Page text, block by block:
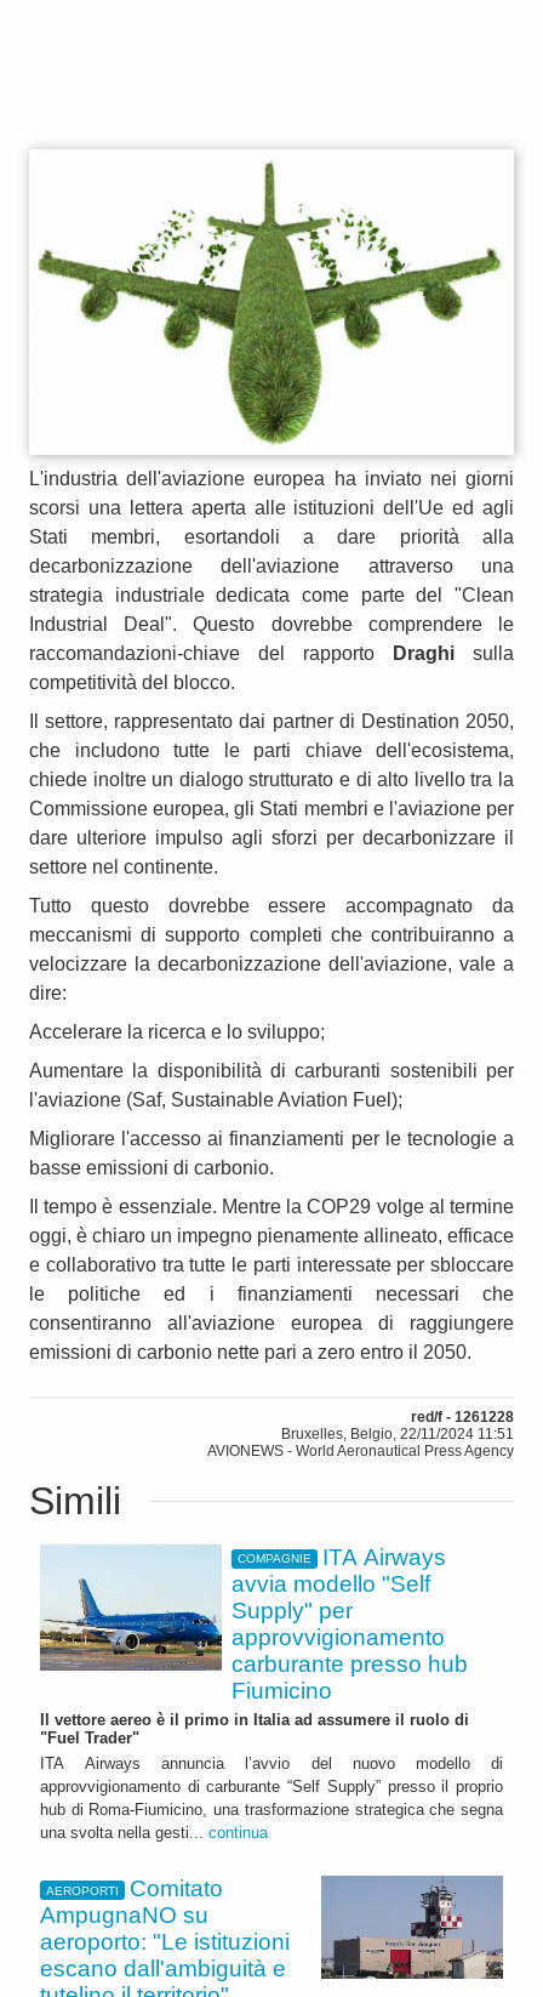
L'industria dell'aviazione europea ha inviato nei giorni
scorsi una lettera aperta alle istituzioni dell'Ue ed agli
Stati membri, esortandoli a dare priorità alla
decarbonizzazione dell'aviazione attraverso una
strategia industriale dedicata come parte del "Clean
Industrial Deal". Questo dovrebbe comprendere le
raccomandazioni-chiave del rapporto
Draghi sulla
competitività del blocco.
Il settore, rappresentato dai partner di Destination 2050,
che includono tutte le parti chiave dell'ecosistema,
chiede inoltre un dialogo strutturato e di alto livello tra la
Commissione europea, gli Stati membri e l'aviazione per
dare ulteriore impulso agli sforzi per decarbonizzare il
settore nel continente.
Tutto questo dovrebbe essere accompagnato da
meccanismi di supporto completi che contribuiranno a
velocizzare la decarbonizzazione dell'aviazione, vale a
dire:
Accelerare la ricerca e lo sviluppo;
Aumentare la disponibilità di carburanti sostenibili per
l'aviazione (Saf, Sustainable Aviation Fuel);
Migliorare l'accesso ai finanziamenti per le tecnologie a
basse emissioni di carbonio.
Il tempo è essenziale. Mentre la COP29 volge al termine
oggi, è chiaro un impegno pienamente allineato, efficace
e collaborativo tra tutte le parti interessate per sbloccare
le politiche ed i finanziamenti necessari che
consentiranno all'aviazione europea di raggiungere
emissioni di carbonio nette pari a zero entro il 2050.
red/f - 1261228
Bruxelles, Belgio, 22/11/2024 11:51
AVIONEWS - World Aeronautical Press Agency
Simili
COMPAGNIE
ITA Airways
avvia modello "Self
Supply" per
approvvigionamento
carburante presso hub
Fiumicino
Il vettore aereo è il primo in Italia ad assumere il ruolo di
"Fuel Trader"
ITA Airways annuncia l’avvio del nuovo modello di
approvvigionamento di carburante “Self Supply” presso il proprio
hub di Roma-Fiumicino, una trasformazione strategica che segna
una svolta nella gesti... continua
AEROPORTI
Comitato
AmpugnaNO su
aeroporto: "Le istituzioni
escano dall'ambiguità e